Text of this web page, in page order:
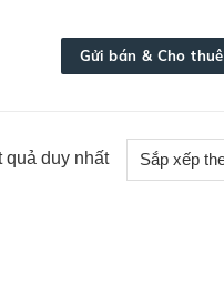
Gửi bán & Cho thuê
quả duy nhất